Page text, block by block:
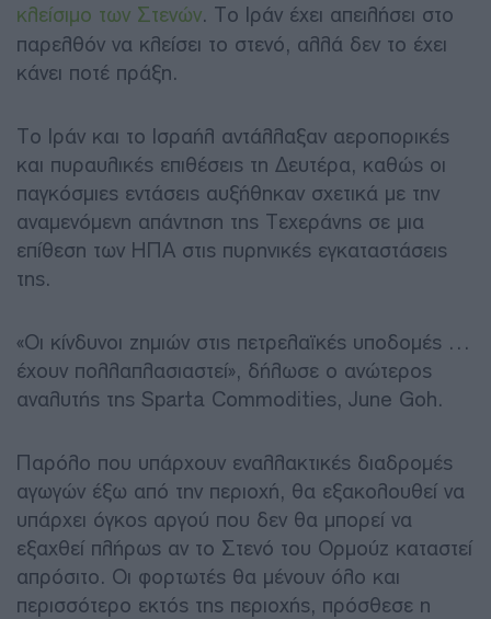
κλείσιμο των Στενών. Το Ιράν έχει απειλήσει στο
παρελθόν να κλείσει το στενό, αλλά δεν το έχει
κάνει ποτέ πράξη.
Το Ιράν και το Ισραήλ αντάλλαξαν αεροπορικές
και πυραυλικές επιθέσεις τη Δευτέρα, καθώς οι
παγκόσμιες εντάσεις αυξήθηκαν σχετικά με την
αναμενόμενη απάντηση της Τεχεράνης σε μια
επίθεση των ΗΠΑ στις πυρηνικές εγκαταστάσεις
της.
«Οι κίνδυνοι ζημιών στις πετρελαϊκές υποδομές …
έχουν πολλαπλασιαστεί», δήλωσε ο ανώτερος
αναλυτής της Sparta Commodities, June Goh.
Παρόλο που υπάρχουν εναλλακτικές διαδρομές
αγωγών έξω από την περιοχή, θα εξακολουθεί να
υπάρχει όγκος αργού που δεν θα μπορεί να
εξαχθεί πλήρως αν το Στενό του Ορμούζ καταστεί
απρόσιτο. Οι φορτωτές θα μένουν όλο και
περισσότερο εκτός της περιοχής, πρόσθεσε η